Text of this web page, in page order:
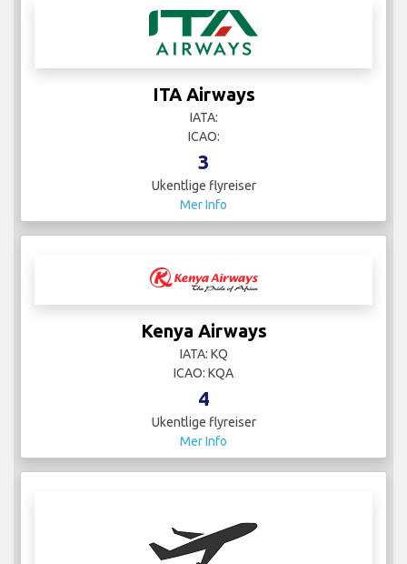
ITA Airways
IATA:
ICAO:
3
Ukentlige flyreiser
Mer Info
Kenya Airways
IATA: KQ
ICAO: KQA
4
Ukentlige flyreiser
Mer Info